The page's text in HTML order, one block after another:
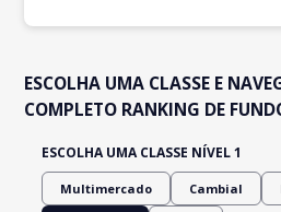
ESCOLHA UMA CLASSE E
COMPLETO RANKING DE
ESCOLHA UMA CLASSE NÍVEL 1
Multimercado Cambial